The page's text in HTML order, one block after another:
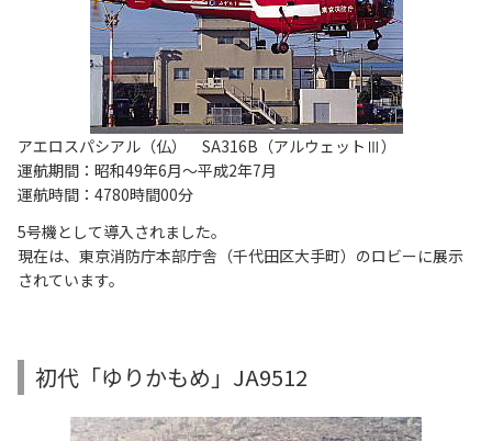
アエロスパシアル（仏） SA316B（アルウェットⅢ）
運航期間：昭和49年6月～平成2年7月
運航時間：4780時間00分
5号機として導入されました。
現在は、東京消防庁本部庁舎（千代田区大手町）のロビーに展示
されています。
初代「ゆりかもめ」JA9512